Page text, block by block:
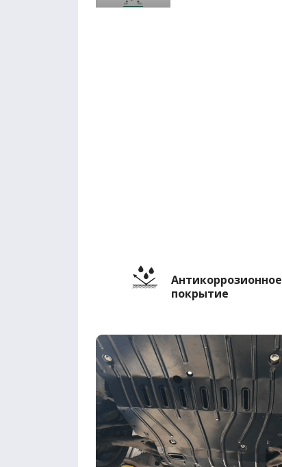
Антикоррозионное
покрытие